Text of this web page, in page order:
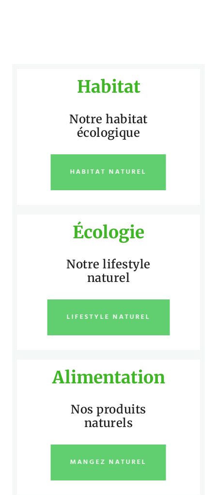
Habitat
Notre habitat
écologique
HABITAT NATUREL
Écologie
Notre lifestyle
naturel
LIFESTYLE NATUREL
Alimentation
Nos produits
naturels
MANGEZ NATUREL